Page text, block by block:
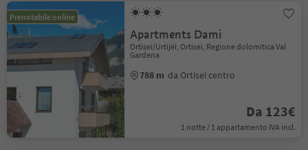
Prenotabile online
Apartments Dami
Ortisei/Urtijëi, Ortisei, Regione dolomitica Val
Gardena
788 m da Ortisei centro
Da 123€
1 notte / 1 appartamento IVA incl.